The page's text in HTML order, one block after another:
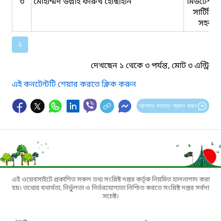
১
দেখছেন ১ থেকে ৩ পর্যন্ত, মোট ৩ এন্ট্রি
এই কনটেন্টটি শেয়ার করতে ক্লিক করুন
আপনার মতামত প্রদান করুন
এই ওয়েবসাইটে প্রকাশিত সকল তথ্য সংশ্লিষ্ট দপ্তর কর্তৃক নিয়মিত হালনাগাদ করা
হয়। তথ্যের যথার্থতা, নির্ভুলতা ও নির্ভরযোগ্যতা নিশ্চিত করতে সংশ্লিষ্ট দপ্তর সর্বদা
সচেষ্ট।